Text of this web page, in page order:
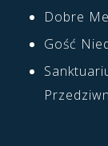
Dobre
Gość